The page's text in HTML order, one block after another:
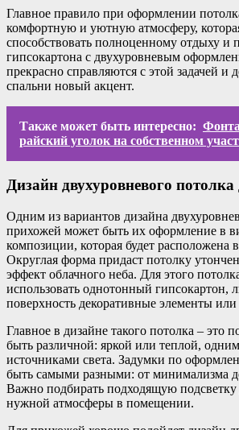
Главное правило при оформлении
комфортную и уютную атмосферу,
способствовать полноценному отдыху и
гипсокартона с двухуровневым
прекрасно справляются с этой задачей и
спальни новый акцент.
Также может быть интересно:
райский уголок на собственном
Дизайн двухуровневого
Одним из вариантов дизайна
прихожей может быть их оформление в
композиции, которая будет расположена
Округлая форма придаст потолку
эффект облачного неба. Для этого
использовать однотонный гипсокартон,
поверхность декоративные элементы
Главное в дизайне такого потолка – это
быть различной: яркой или теплой,
источниками света. Задумки по
быть самыми разными: от минимализма
Важно подбирать подходящую подсветку
нужной атмосферы в помещении.